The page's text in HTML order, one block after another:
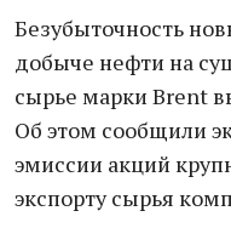
Безубыточность
добыче нефти на
сырье марки Brent
Об этом сообщили
эмиссии акций
экспорту сырья